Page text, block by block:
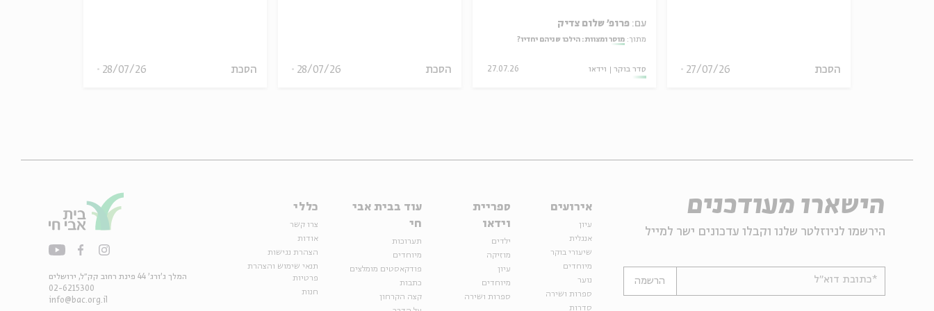
הסכת 28/07/26 הסכת 28/07/26
עם: פרופ' שלום צדיק
מתוך: מוסר ומצוות: הילכו שניהם יחדיו?
סדר בוקר וידאו 27.07.26 הסכת 27/07/26
הישארו מעודכנים
הירשמו לניוזלטר שלנו וקבלו עדכונים ישר למייל
*כתובת דוא"ל הרשמה
אירועים
עיון
אנגלית
שיעורי בוקר
מיוחדים
נוער
ספרות ושירה
סדרות
ספריית
וידאו
ילדים
מוזיקה
עיון
מיוחדים
ספרות ושירה
עוד בבית אבי
חי
תערוכות
מיוחדים
פודקאסטים מומלצים
כתבות
קצה הקרחון
כללי
צרו קשר
אודות
הצהרת נגישות
תנאי שימוש והצהרת
פרטיות
חנות
המלך ג'ורג' 44 פינת רחוב קק״ל, ירושלים
info@bac.org.il
02-6215300